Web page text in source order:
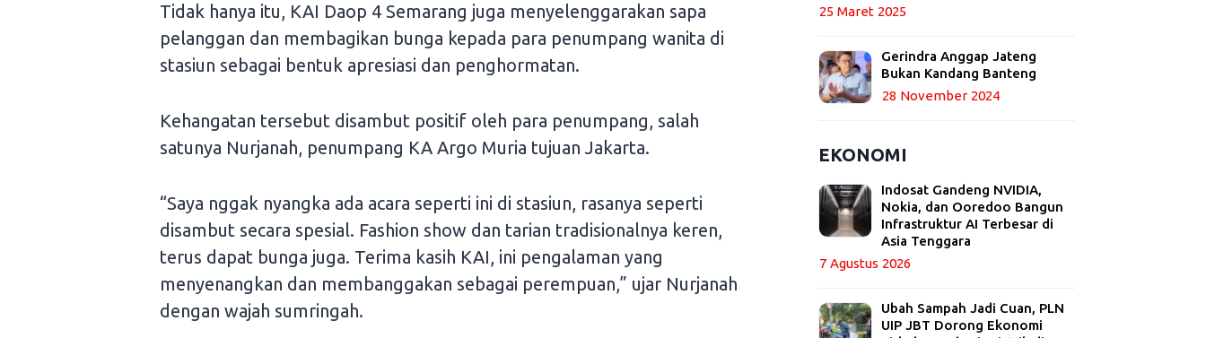
Tidak hanya itu, KAI Daop 4 Semarang juga menyelenggarakan sapa
pelanggan dan membagikan bunga kepada para penumpang wanita di
stasiun sebagai bentuk apresiasi dan penghormatan.
Kehangatan tersebut disambut positif oleh para penumpang, salah
satunya Nurjanah, penumpang KA Argo Muria tujuan Jakarta.
“Saya nggak nyangka ada acara seperti ini di stasiun, rasanya seperti
disambut secara spesial. Fashion show dan tarian tradisionalnya keren,
terus dapat bunga juga. Terima kasih KAI, ini pengalaman yang
menyenangkan dan membanggakan sebagai perempuan,” ujar Nurjanah
dengan wajah sumringah.
25 Maret 2025
Gerindra Anggap Jateng
Bukan Kandang Banteng
28 November 2024
EKONOMI
Indosat Gandeng NVIDIA,
Nokia, dan Ooredoo Bangun
Infrastruktur AI Terbesar di
Asia Tenggara
7 Agustus 2026
Ubah Sampah Jadi Cuan, PLN
UIP JBT Dorong Ekonomi